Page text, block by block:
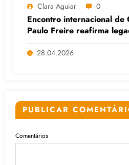
Clara Aguiar 0
Encontro internacional de
Paulo Freire reafirma
educador popular
28.04.2026
PUBLICAR
Comentários